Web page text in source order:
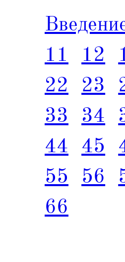
11
12
22
23
33
34
44 45
55
56
66